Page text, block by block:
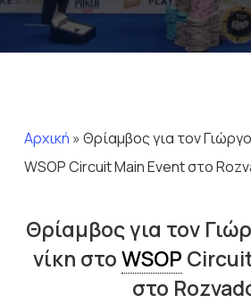
Αρχική » Θρίαμβος για τον
WSOP Circuit Main Event στο
Θρίαμβος για τον
νίκη στοWSOP
στο